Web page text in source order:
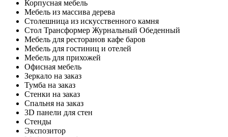
Корпусная мебель
Мебель из массива дерева
Столешница из искусственного камня
Стол Трансформер Журнальный Обеденный
Мебель для ресторанов кафе баров
Мебель для гостиниц и отелей
Мебель для прихожей
Офисная мебель
Зеркало на заказ
Тумба на заказ
Стенки на заказ
Спальня на заказ
3D панели для стен
Стенды
Экспозитор